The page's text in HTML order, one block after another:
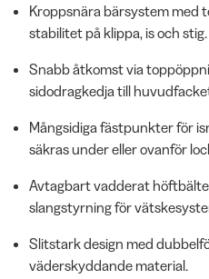
Kroppsnära bärsystem med
stabilitet på klippa, is och stig.
Snabb åtkomst via
sidodragkedja till
Mångsidiga fästpunkter för
säkras under eller ovanför
Avtagbart vadderat
slangstyrning för
Slitstark design med
väderskyddande material.